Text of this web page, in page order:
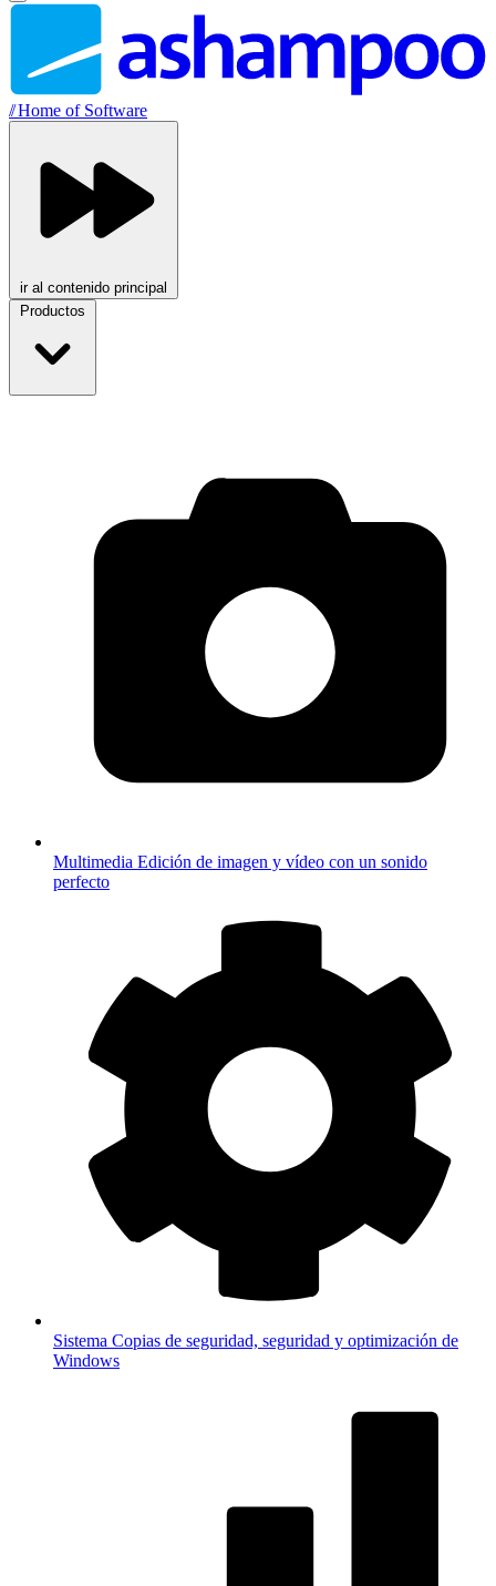
//Home of Software
ir al contenido principal
Productos
Multimedia Edición de imagen y vídeo con un sonido
perfecto
Sistema Copias de seguridad, seguridad y optimización de
Windows